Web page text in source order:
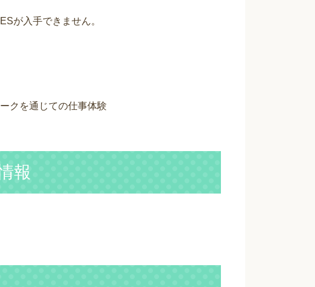
が入手できません。
クを通じての仕事体験
報